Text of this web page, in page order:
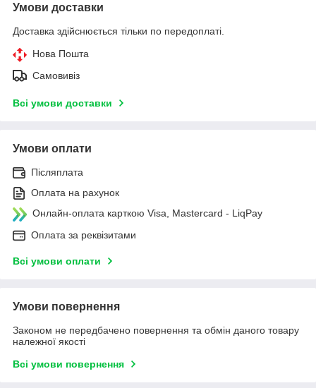
Умови доставки
Доставка здійснюється тільки по передоплаті.
Нова Пошта
Самовивіз
Всі умови доставки
Умови оплати
Післяплата
Оплата на рахунок
Онлайн-оплата карткою Visa, Mastercard - LiqPay
Оплата за реквізитами
Всі умови оплати
Умови повернення
Законом не передбачено повернення та обмін даного товару
належної якості
Всі умови повернення